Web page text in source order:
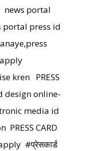
news portal
portal press id
kren PRESS
design online-
media id
PRESS CARD
#प्रेसकार्ड